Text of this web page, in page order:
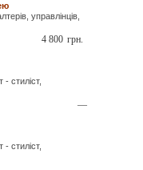
управлінців,
грн.
4 800
стиліст,
—
стиліст,